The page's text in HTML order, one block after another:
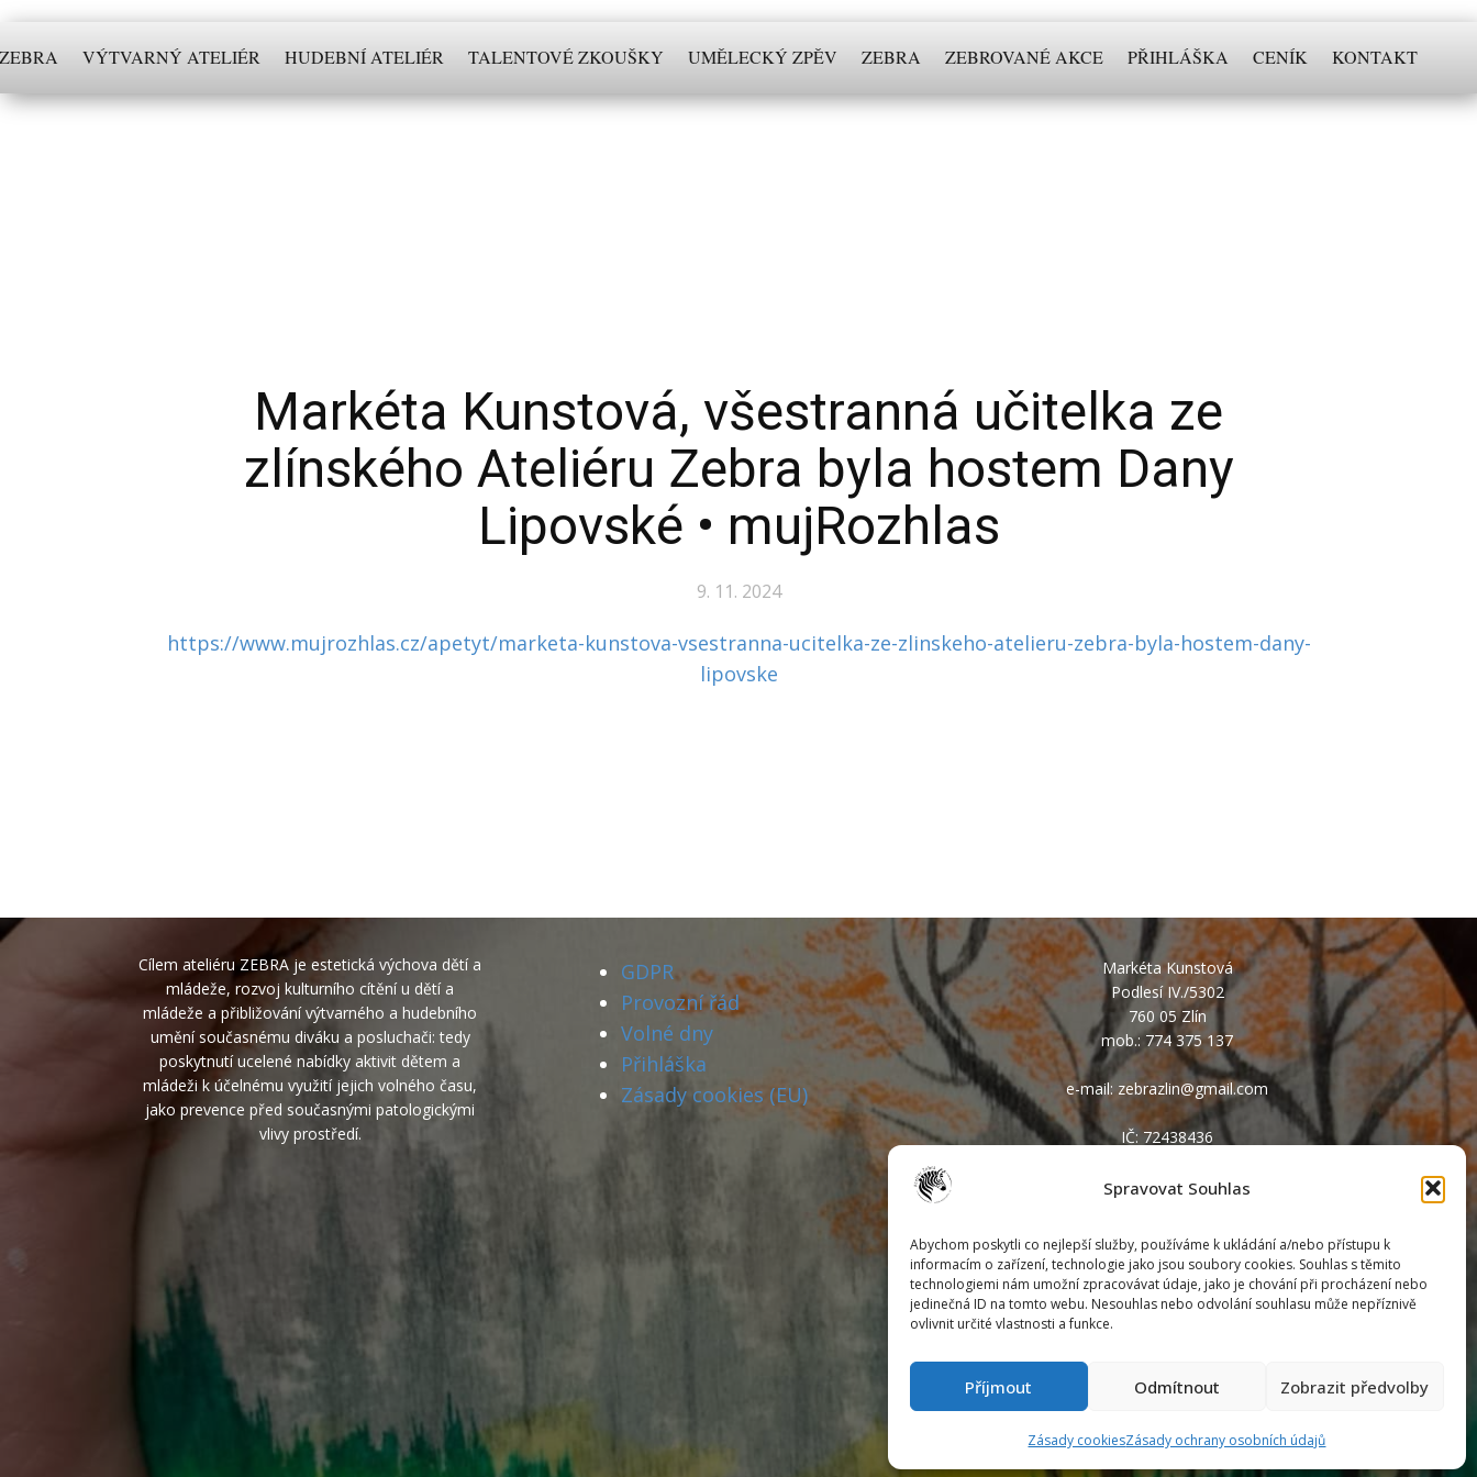
Spravovat Souhlas
Abychom poskytli co nejlepší služby, používáme k ukládání a/nebo přístupu k
informacím o zařízení, technologie jako jsou soubory cookies. Souhlas s těmito
technologiemi nám umožní zpracovávat údaje, jako je chování při procházení nebo
jedinečná ID na tomto webu. Nesouhlas nebo odvolání souhlasu může nepříznivě
ovlivnit určité vlastnosti a funkce.
Příjmout Odmítnout Zobrazit předvolby
Zásady cookiesZásady ochrany osobních údajů
VÝTVARNÝ ATELIÉR HUDEBNÍ ATELIÉR TALENTOVÉ ZKOUŠKY UMĚLECKÝ ZPĚV ZEBRA ZEBROVANÉ AKCE PŘIHLÁŠKA CENÍK KONTAKT
Markéta Kunstová, všestranná učitelka ze
zlínského Ateliéru Zebra byla hostem Dany
Lipovské • mujRozhlas
9. 11. 2024
https://www.mujrozhlas.cz/apetyt/marketa-kunstova-vsestranna-ucitelka-ze-zlinskeho-atelieru-zebra-byla-hostem-dany-
lipovske
Cílem ateliéru ZEBRA je estetická výchova dětí a
mládeže, rozvoj kulturního cítění u dětí a
mládeže a přibližování výtvarného a hudebního
umění současnému diváku a posluchači: tedy
poskytnutí ucelené nabídky aktivit dětem a
mládeži k účelnému využití jejich volného času,
jako prevence před současnými patologickými
vlivy prostředí.
GDPR
Provozní řád
Volné dny
Přihláška
Zásady cookies (EU)
Markéta Kunstová
Podlesí IV./5302
760 05 Zlín
mob.: 774 375 137
e-mail: zebrazlin@gmail.com
IČ: 72438436